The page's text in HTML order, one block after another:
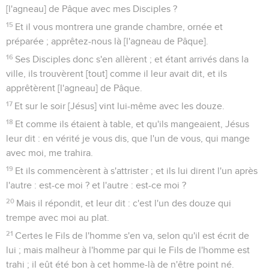
[l'agneau] de Pâque avec mes Disciples ?
15 Et il vous montrera une grande chambre, ornée et
préparée ; apprêtez-nous là [l'agneau de Pâque].
16 Ses Disciples donc s'en allèrent ; et étant arrivés dans la
ville, ils trouvèrent [tout] comme il leur avait dit, et ils
apprêtèrent [l'agneau] de Pâque.
17 Et sur le soir [Jésus] vint lui-même avec les douze.
18 Et comme ils étaient à table, et qu'ils mangeaient, Jésus
leur dit : en vérité je vous dis, que l'un de vous, qui mange
avec moi, me trahira.
19 Et ils commencèrent à s'attrister ; et ils lui dirent l'un après
l'autre : est-ce moi ? et l'autre : est-ce moi ?
20 Mais il répondit, et leur dit : c'est l'un des douze qui
trempe avec moi au plat.
21 Certes le Fils de l'homme s'en va, selon qu'il est écrit de
lui ; mais malheur à l'homme par qui le Fils de l'homme est
trahi ; il eût été bon à cet homme-là de n'être point né.